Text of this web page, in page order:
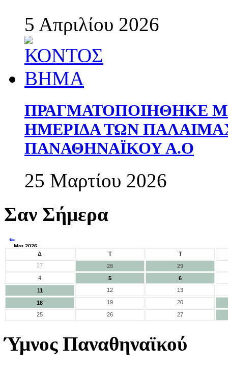
5 Απριλίου 2026
ΠΡΑΓΜΑΤΟΠΟΙΗΘΗΚΕ
ΗΜΕΡΙΔΑ ΤΩΝ
ΠΑΝΑΘΗΝΑΪΚΟΥ Α.Ο
25 Μαρτίου 2026
Σαν Σήμερα
⇐
Μαι 2026
Δ Τ
Τ
27
28
29
4
5
6
11
12 13
18 19
20
25
26 27
Ύμνος Παναθηναϊκού